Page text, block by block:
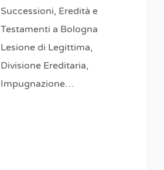
Successioni, Eredità e
Testamenti a Bologna
Lesione di Legittima,
Divisione Ereditaria,
Impugnazione…